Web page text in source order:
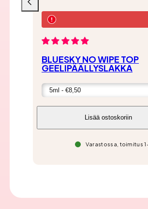
BLUESKY NO WIPE TOP
GEELIPÄÄLLYSLAKKA
Lisää ostoskoriin
Varastossa, toimitus
Liu'uta
vasemmalle